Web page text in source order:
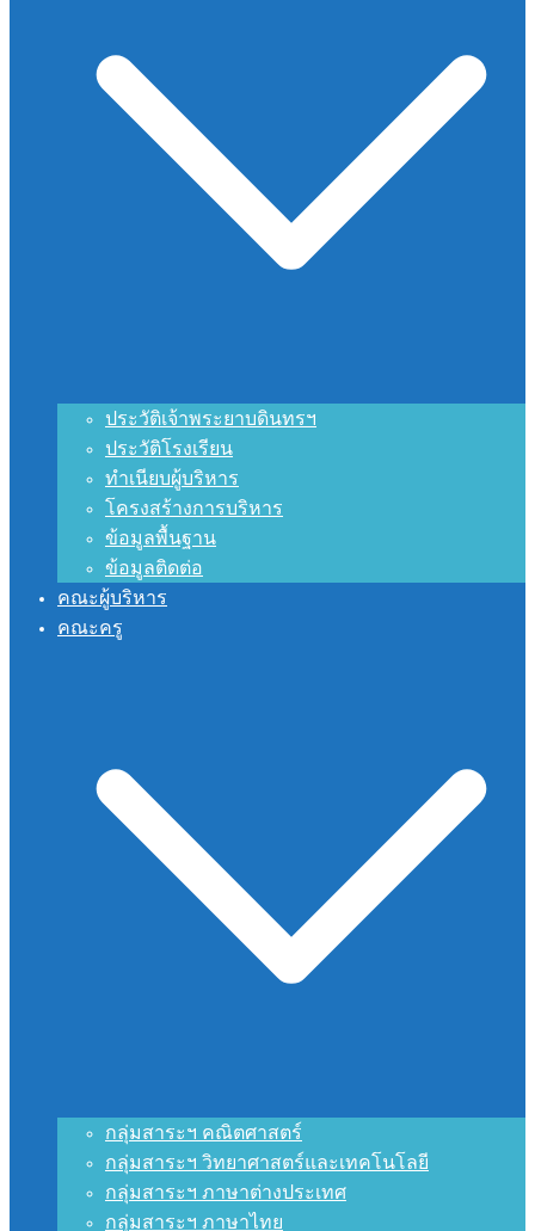
ประวัติเจ้าพระยาบดินทรฯ
ประวัติโรงเรียน
ทำเนียบผู้บริหาร
โครงสร้างการบริหาร
ข้อมูลพื้นฐาน
ข้อมูลติดต่อ
คณะผู้บริหาร
คณะครู
กลุ่มสาระฯ คณิตศาสตร์
กลุ่มสาระฯ วิทยาศาสตร์และเทคโนโลยี
กลุ่มสาระฯ ภาษาต่างประเทศ
กลุ่มสาระฯ ภาษาไทย